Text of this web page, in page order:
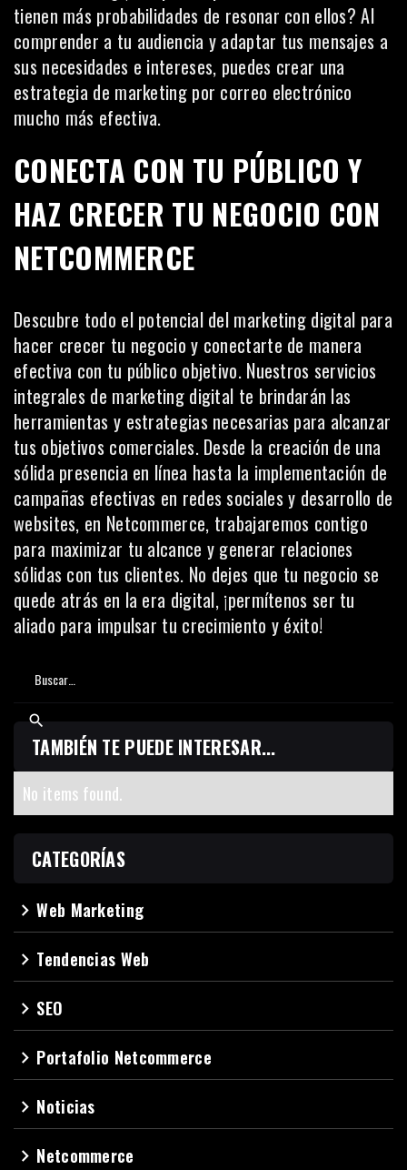
tienen más probabilidades de resonar con ellos? Al
comprender a tu audiencia y adaptar tus mensajes a
sus necesidades e intereses, puedes crear una
estrategia de marketing por correo electrónico
mucho más efectiva.
CONECTA CON TU PÚBLICO Y
HAZ CRECER TU NEGOCIO CON
NETCOMMERCE
Descubre todo el potencial del marketing digital para
hacer crecer tu negocio y conectarte de manera
efectiva con tu público objetivo. Nuestros servicios
integrales de marketing digital te brindarán las
herramientas y estrategias necesarias para alcanzar
tus objetivos comerciales. Desde la creación de una
sólida presencia en línea hasta la implementación de
campañas efectivas en redes sociales y desarrollo de
websites, en Netcommerce, trabajaremos contigo
para maximizar tu alcance y generar relaciones
sólidas con tus clientes. No dejes que tu negocio se
quede atrás en la era digital, ¡permítenos ser tu
aliado para impulsar tu crecimiento y éxito!
TAMBIÉN TE PUEDE INTERESAR...
No items found.
CATEGORÍAS
navigate_nextWeb Marketing
navigate_next Tendencias Web
navigate_next SEO
navigate_next Portafolio Netcommerce
navigate_next Noticias
navigate_next Netcommerce